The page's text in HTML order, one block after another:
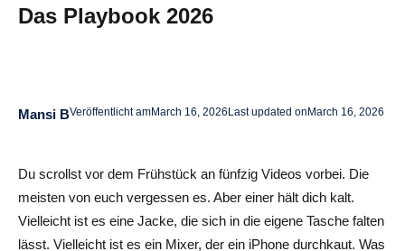
Trendbasierter Inhalt
Posten
Häufige Fehler, die das virale Potenzial zunichte machen
Erfolgsmessung ohne Vanity Metrics
Das Playbook 2026
Mansi BVeröffentlicht amMarch 16, 2026 Last updated on March 16, 2026
Du scrollst vor dem Frühstück an fünfzig Videos vorbei. Die
meisten von euch vergessen es. Aber einer hält dich kalt.
Vielleicht ist es eine Jacke, die sich in die eigene Tasche falten
lässt. Vielleicht ist es ein Mixer, der ein iPhone durchkaut. Was